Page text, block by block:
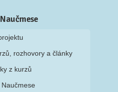
rozhovory a články
z kurzů